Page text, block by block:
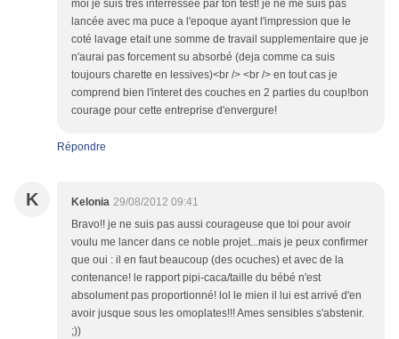
moi je suis trés interréssée par ton test! je ne me suis pas
lancée avec ma puce a l'epoque ayant l'impression que le
coté lavage etait une somme de travail supplementaire que je
n'aurai pas forcement su absorbé (deja comme ca suis
toujours charette en lessives)<br /> <br /> en tout cas je
comprend bien l'interet des couches en 2 parties du coup!bon
courage pour cette entreprise d'envergure!
Répondre
K Kelonia 29/08/2012 09:41
Bravo!! je ne suis pas aussi courageuse que toi pour avoir
voulu me lancer dans ce noble projet...mais je peux confirmer
que oui : il en faut beaucoup (des ocuches) et avec de la
contenance! le rapport pipi-caca/taille du bébé n'est
absolument pas proportionné! lol le mien il lui est arrivé d'en
avoir jusque sous les omoplates!!! Ames sensibles s'abstenir.
;))